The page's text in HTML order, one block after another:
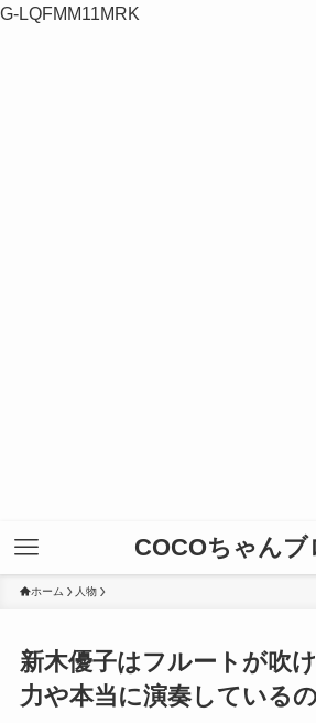
G-LQFMM11MRK
COCOちゃんブ
ホーム 人物
新木優子はフルートが吹
力や本当に演奏している